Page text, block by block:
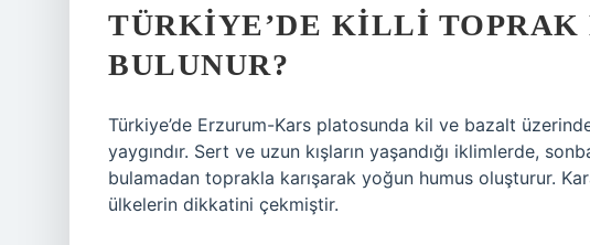
TÜRKIYE’DE KILLI TOPRAK
BULUNUR?
Türkiye’de Erzurum-Kars platosunda kil ve bazalt
yaygındır. Sert ve uzun kışların yaşandığı iklimlerde,
bulamadan toprakla karışarak yoğun humus oluşturur.
ülkelerin dikkatini çekmiştir.